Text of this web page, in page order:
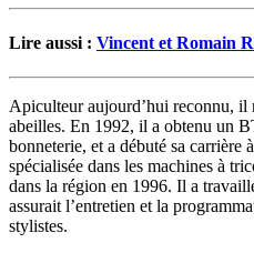
Lire aussi : Vincent et Romain
Apiculteur aujourd’hui reconnu, il
abeilles. En 1992, il a obtenu un
bonneterie, et a débuté sa carrière
spécialisée dans les machines à
dans la région en 1996. Il a
assurait l’entretien et la
stylistes.